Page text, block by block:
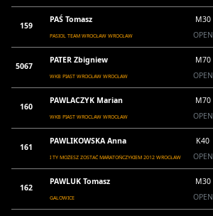
159
PAŚ Tomasz
PASIOL TEAM WROCŁAW WROCŁAW
M30
OPEN
5067
PATER Zbigniew
WKB PIAST WROCŁAW WROCŁAW
M70
OPEN
160
PAWLACZYK Marian
WKB PIAST WROCLAW WROCŁAW
M70
OPEN
161
PAWLIKOWSKA Anna
I TY MOŻESZ ZOSTAĆ MARATOŃCZYKIEM 2012 WROCŁAW
K40
OPEN
162
PAWLUK Tomasz
GALOWICE
M30
OPEN